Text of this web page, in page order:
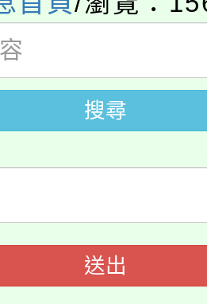
園市運動會8/
游泳池舉行。
收入戶享有免
，中低收入戶
，詳情可洽有
教育及科技中
能研習
教育及科技中
習活教案入校路
農教育專業人
搜尋
送出